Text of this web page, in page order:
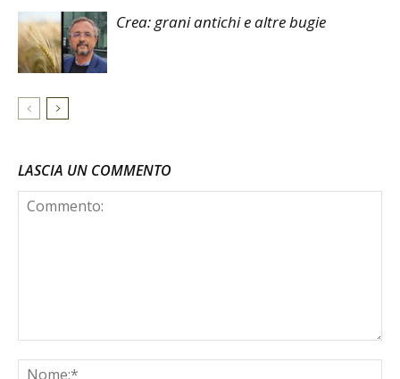
Crea: grani antichi e altre bugie
LASCIA UN COMMENTO